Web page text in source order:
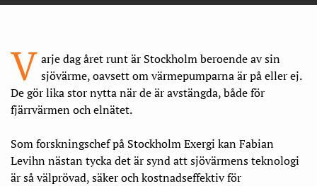
V arje dag året runt är Stockholm beroende av sin
sjövärme, oavsett om värmepumparna är på eller ej.
De gör lika stor nytta när de är avstängda, både för
fjärrvärmen och elnätet.
Som forskningschef på Stockholm Exergi kan Fabian
Levihn nästan tycka det är synd att sjövärmens teknologi
är så välprövad, säker och kostnadseffektiv för